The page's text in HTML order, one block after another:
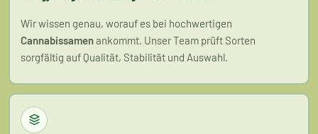
Wir wissen genau, worauf es bei hochwertigen
Cannabissamenankommt. Unser Team prüft Sorten
sorgfältig auf Qualität, Stabilität und Auswahl.